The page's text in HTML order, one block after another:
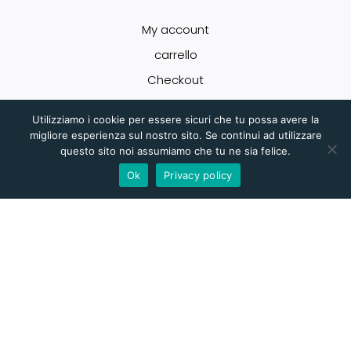
My account
carrello
Checkout
Shop
Newsletter
Iscriviti gratuitamente per ricevere offerte, notizie ed eventi esclusivi!
Utilizziamo i cookie per essere sicuri che tu possa avere la
migliore esperienza sul nostro sito. Se continui ad utilizzare
questo sito noi assumiamo che tu ne sia felice.
Ok
Privacy policy